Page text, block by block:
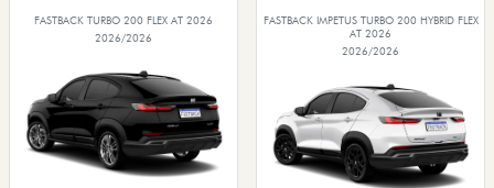
FASTBACK TURBO 200 FLEX AT 2026
2026/2026
FASTBACK IMPETUS TURBO 200 HYBRID FLEX
AT 2026
2026/2026